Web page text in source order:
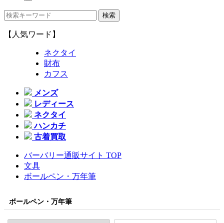
【人気ワード】
ネクタイ
財布
カフス
メンズ
レディース
ネクタイ
ハンカチ
古着買取
バーバリー通販サイト TOP
文具
ボールペン・万年筆
ボールペン・万年筆